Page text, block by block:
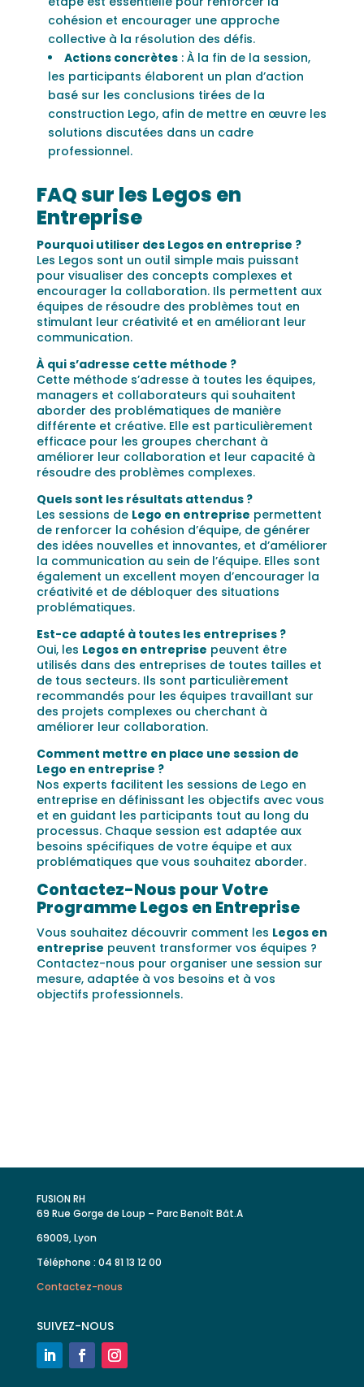
cohésion et encourager une approche
collective à la résolution des défis.
Actions concrètes: À la fin de la session,
les participants élaborent un plan d’action
basé sur les conclusions tirées de la
construction Lego, afin de mettre en œuvre les
solutions discutées dans un cadre
professionnel.
FAQ sur les Legos en
Entreprise
Pourquoi utiliser des Legos en entreprise ?
Les Legos sont un outil simple mais puissant
pour visualiser des concepts complexes et
encourager la collaboration. Ils permettent aux
équipes de résoudre des problèmes tout en
stimulant leur créativité et en améliorant leur
communication.
À qui s’adresse cette méthode ?
Cette méthode s’adresse à toutes les équipes,
managers et collaborateurs qui souhaitent
aborder des problématiques de manière
différente et créative. Elle est particulièrement
efficace pour les groupes cherchant à
améliorer leur collaboration et leur capacité à
résoudre des problèmes complexes.
Quels sont les résultats attendus ?
Les sessions de Lego en entreprise permettent
de renforcer la cohésion d’équipe, de générer
des idées nouvelles et innovantes, et d’améliorer
la communication au sein de l’équipe. Elles sont
également un excellent moyen d’encourager la
créativité et de débloquer des situations
problématiques.
Est-ce adapté à toutes les entreprises ?
Oui, les Legos en entreprise peuvent être
utilisés dans des entreprises de toutes tailles et
de tous secteurs. Ils sont particulièrement
recommandés pour les équipes travaillant sur
des projets complexes ou cherchant à
améliorer leur collaboration.
Comment mettre en place une session de
Lego en entreprise ?
Nos experts facilitent les sessions de Lego en
entreprise en définissant les objectifs avec vous
et en guidant les participants tout au long du
processus. Chaque session est adaptée aux
besoins spécifiques de votre équipe et aux
problématiques que vous souhaitez aborder.
Contactez-Nous pour Votre
Programme Legos en Entreprise
Vous souhaitez découvrir comment les Legos en
entreprise peuvent transformer vos équipes ?
Contactez-nous pour organiser une session sur
mesure, adaptée à vos besoins et à vos
objectifs professionnels.
FUSION RH
69 Rue Gorge de Loup – Parc Benoît Bât.A
69009, Lyon
Téléphone : 04 81 13 12 00
Contactez-nous
SUIVEZ-NOUS